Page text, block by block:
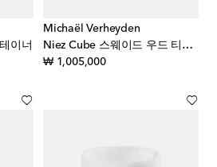
이너
Michaël Verheyden
Niez Cube 스웨이드 우드 티슈 박스
₩ 1,005,000original price